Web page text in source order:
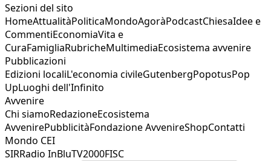
Sezioni del sito
HomeAttualitàPoliticaMondoAgoràPodcastChiesaIdee e
CommentiEconomiaVita e
CuraFamigliaRubricheMultimediaEcosistema avvenire
Pubblicazioni
Edizioni localiL'economia civileGutenbergPopotusPop
UpLuoghi dell'Infinito
Avvenire
Chi siamoRedazioneEcosistema
AvvenirePubblicitàFondazione AvvenireShopContatti
Mondo CEI
SIRRadio InBluTV2000FISC